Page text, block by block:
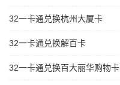
32一卡通兑换杭州大厦卡
32一卡通兑换解百卡
32一卡通兑换百大丽华购物卡